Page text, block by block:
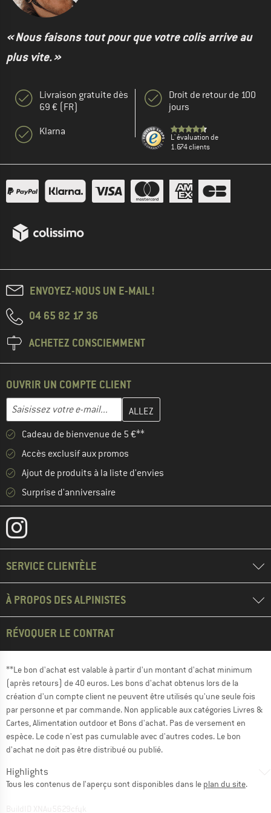
« Nous faisons tout pour que votre colis arrive au
plus vite. »
Livraison gratuite dès
69 € (FR)
Klarna
Droit de retour de 100
jours
L' évaluation de
1.674 clients
ENVOYEZ-NOUS UN E-MAIL !
04 65 82 17 36
ACHETEZ CONSCIEMMENT
OUVRIR UN COMPTE CLIENT
Saisissez votre e-mail...
Entrez votre adresse e-mail ici et créez votre compte client à la
Cadeau de bienvenue de 5 €**
Accès exclusif aux promos
Ajout de produits à la liste d'envies
Surprise d'anniversaire
SERVICE CLIENTÈLE
À PROPOS DES ALPINISTES
RÉVOQUER LE CONTRAT
**Le bon d'achat est valable à partir d'un montant d'achat minimum
(après retours) de 40 euros. Les bons d'achat obtenus lors de la
création d'un compte client ne peuvent être utilisés qu'une seule fois
par personne et par commande. Non applicable aux catégories Livres &
Cartes, Alimentation outdoor et Bons d'achat. Pas de versement en
espèce. Le code n'est pas cumulable avec d'autres codes. Le bon
d'achat ne doit pas être distribué ou publié.
Highlights
Tous les contenus de l'aperçu sont disponibles dans le plan du site.